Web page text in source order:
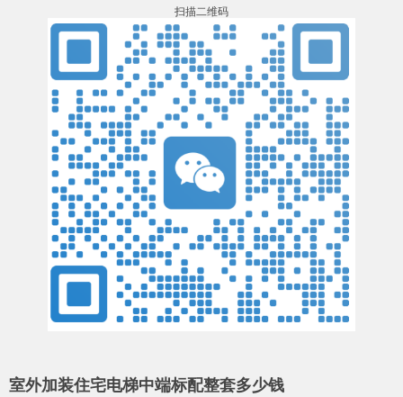
扫描二维码
室外加装住宅电梯中端标配整套多少钱